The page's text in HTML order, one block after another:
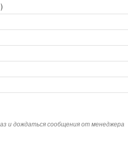
и дождаться сообщения от менеджера